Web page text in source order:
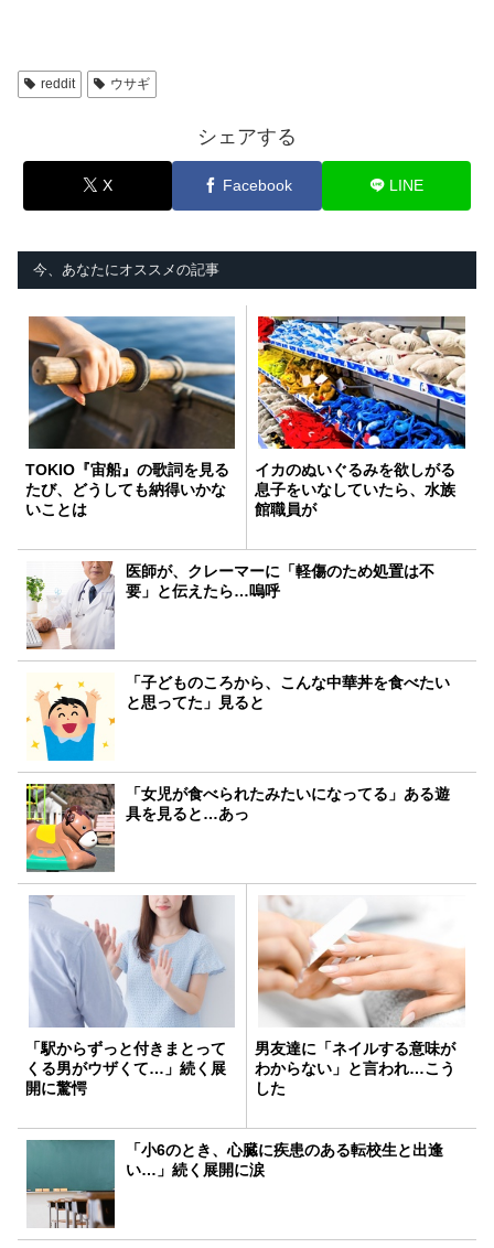
reddit ウサギ
シェアする
X Facebook LINE
今、あなたにオススメの記事
TOKIO『宙船』の歌詞を見る
たび、どうしても納得いかな
いことは
イカのぬいぐるみを欲しがる
息子をいなしていたら、水族
館職員が
医師が、クレーマーに「軽傷のため処置は不
要」と伝えたら…嗚呼
「子どものころから、こんな中華丼を食べたい
と思ってた」見ると
「女児が食べられたみたいになってる」ある遊
具を見ると…あっ
「駅からずっと付きまとって
くる男がウザくて…」続く展
開に驚愕
男友達に「ネイルする意味が
わからない」と言われ…こう
した
「小6のとき、心臓に疾患のある転校生と出逢
い…」続く展開に涙